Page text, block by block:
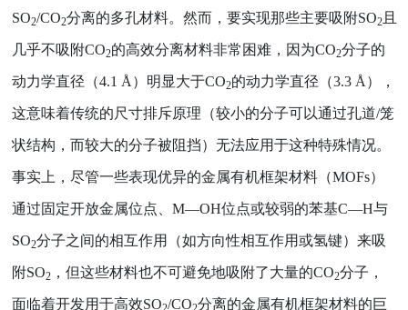
SO2/CO2分离的多孔材料。然而，要实现那些主要吸附SO2且
几乎不吸附CO2的高效分离材料非常困难，因为CO2分子的
动力学直径（4.1 Å ）明显大于CO2的动力学直径（3.3 Å ），
这意味着传统的尺寸排斥原理（较小的分子可以通过孔道/笼
状结构，而较大的分子被阻挡）无法应用于这种特殊情况。
事实上，尽管一些表现优异的金属有机框架材料（MOFs）
通过固定开放金属位点、 M—OH位点或较弱的苯基C—H与
SO2分子之间的相互作用（如方向性相互作用或氢键）来吸
附SO2，但这些材料也不可避免地吸附了大量的CO2分子，
面临着开发用于高效SO /CO 分离的金属有机框架材料的巨